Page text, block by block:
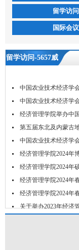
留学访问
国际会议
留学访问-5657威
中国农业技术经济学
表...
中国农业技术经济学
表...
经济管理学院举办中
大...
第五届东北及内蒙古
学...
中国农业技术经济学
表...
经济管理学院2024年
充...
经济管理学院2024年
试...
经济管理学院2024年
格...
经济管理学院2024年
位...
关于举办2023年经济